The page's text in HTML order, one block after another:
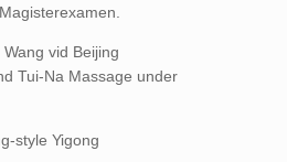
vid Beijing
Tui-Na Massage under
style Yigong